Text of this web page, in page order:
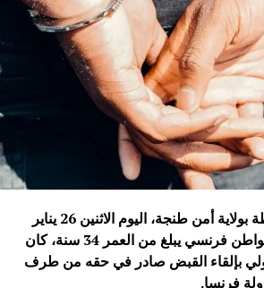
تمكنت عناصر الشرطة بولاية أمن طنجة، اليوم الاثنين 26 يناير
الجاري، من توقيف مواطن فرنسي يبلغ من العمر 34 سنة، كان
بإلقاء القبض صادر في حقه من طرف
فرنسا.